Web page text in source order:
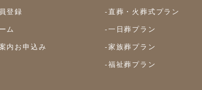
登録
ム
内お申込み
-直葬・火葬式プラン
-一日葬プラン
-家族葬プラン
-福祉葬プラン